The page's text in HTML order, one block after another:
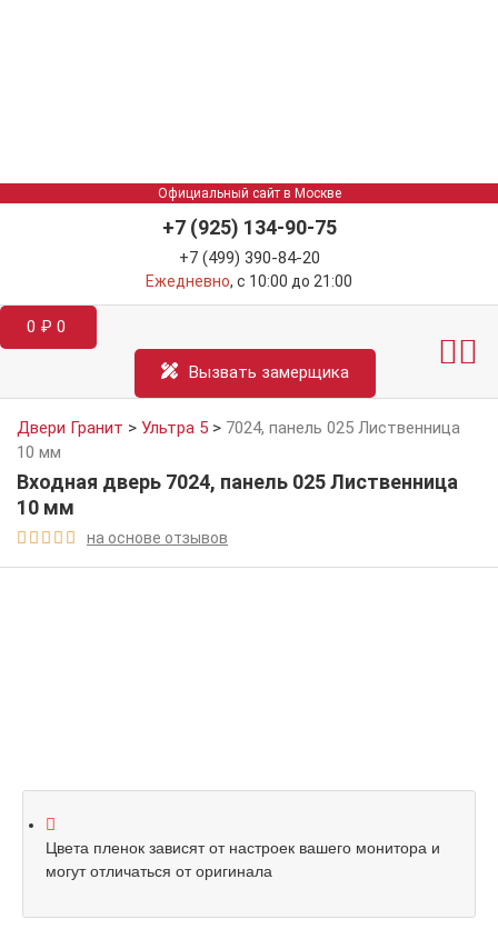
Официальный сайт в Москве
+7 (925) 134-90-75
+7 (499) 390-84-20
Ежедневно, с 10:00 до 21:00
0 ₽ 0
Вызвать замерщика
Двери Гранит > Ультра 5 > 7024, панель 025 Лиственница
10 мм
Входная дверь 7024, панель 025 Лиственница
10 мм
     на основе отзывов
Цвета пленок зависят от настроек вашего монитора и
могут отличаться от оригинала